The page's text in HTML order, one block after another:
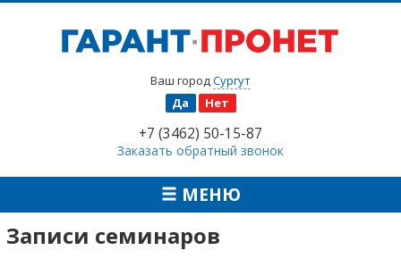
Ваш город Сургут
Да
Нет
+7 (3462) 50-15-87
Заказать обратный звонок
МЕНЮ
Записи семинаров